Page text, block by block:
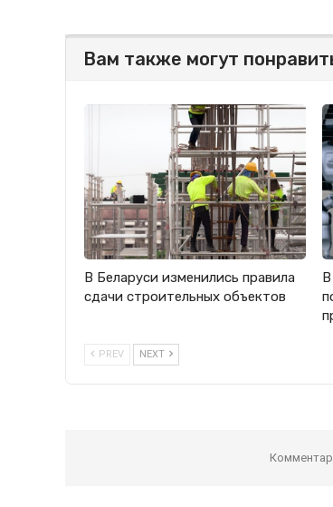
Вам также могут
В Беларуси изменились правила
сдачи строительных объектов
PREV NEXT